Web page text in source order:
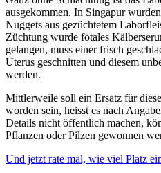
ausgekommen. In Singapur
Nuggets aus gezüchtetem
Züchtung wurde fötales
gelangen, muss einer frisch
Uterus geschnitten und diesem
werden.
Mittlerweile soll ein Ersatz für
worden sein, heisst es nach
Details nicht öffentlich machen,
Pflanzen oder Pilzen gewonnen
Und jetzt rate mal, wie viel Platz